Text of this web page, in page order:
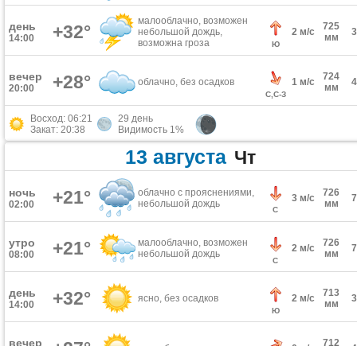
день
14:00 +32°
малооблачно, возможен
небольшой дождь,
возможна гроза
Ю
2 м/с
725
мм
вечер
20:00 +28° облачно, без осадков
С,С-З
1 м/с
724
мм
Восход: 06:21
Закат: 20:38
29 день
Видимость 1%
13 августа Чт
ночь
02:00 +21°
облачно с прояснениями,
небольшой дождь
С
3 м/с
726
мм
утро
08:00 +21°
малооблачно, возможен
небольшой дождь
С
2 м/с
726
мм
день
14:00 +32° ясно, без осадков
Ю
2 м/с
713
мм
вечер
712